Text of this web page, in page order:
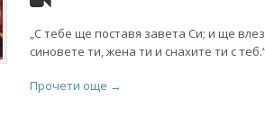
„С тебе ще поставя завета Си; и ще
синовете ти, жена ти и снахите ти с
Прочети още →